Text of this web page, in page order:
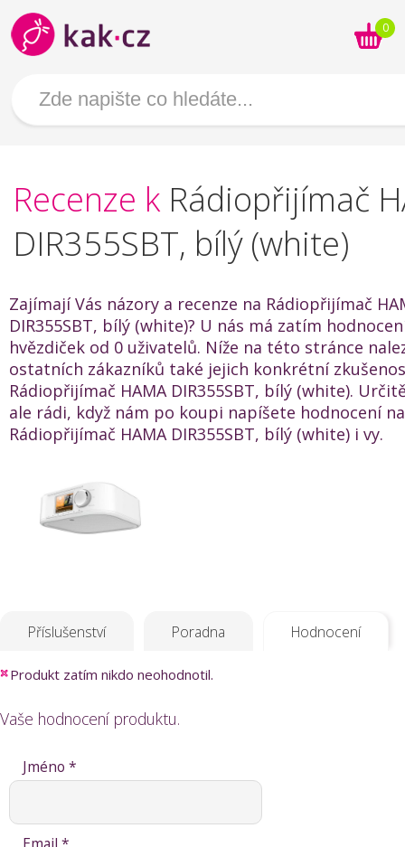
0
Recenze k Rádiopřijímač
DIR355SBT, bílý (white)
Zajímají Vás názory a recenze na Rádiopřijímač
DIR355SBT, bílý (white)? U nás má zatím
hvězdiček od 0 uživatelů. Níže na této stránce
ostatních zákazníků také jejich konkrétní
Rádiopřijímač HAMA DIR355SBT, bílý (white).
ale rádi, když nám po koupi napíšete hodnocení na
Rádiopřijímač HAMA DIR355SBT, bílý (white) i vy.
Příslušenství Poradna Hodnocení
Produkt zatím nikdo neohodnotil.
Vaše hodnocení produktu.
Jméno *